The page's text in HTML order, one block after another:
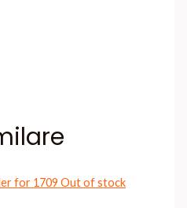
Out of stock